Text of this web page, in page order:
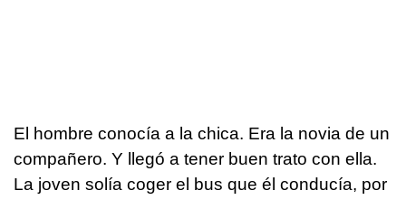
El hombre conocía a la chica. Era la novia de un
compañero. Y llegó a tener buen trato con ella.
La joven solía coger el bus que él conducía, por